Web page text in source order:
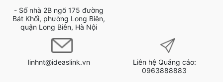
- Số nhà 2B ngõ 175 đường
Bát Khối, phường Long Biên,
quận Long Biên, Hà Nội
linhnt@ideaslink.vn
Liên hệ Quảng cáo:
0963888883